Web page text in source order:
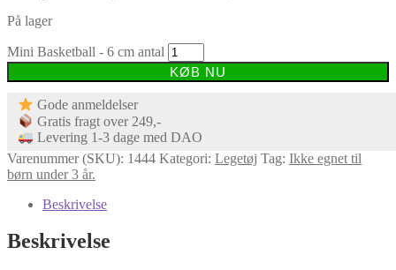
På lager
Mini Basketball - 6 cm antal
KØB NU
Gode anmeldelser
Gratis fragt over 249,-
Levering 1-3 dage med DAO
Varenummer (SKU): 1444 Kategori: Legetøj Tag: Ikke egnet til
børn under 3 år.
Beskrivelse
Beskrivelse